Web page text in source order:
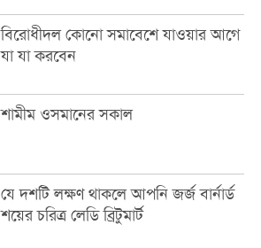
বিরোধীদল কোনো সমাবেশে যাওয়ার আগে
যা যা করবেন
শামীম ওসমানের সকাল
যে দশটি লক্ষণ থাকলে আপনি জর্জ বার্নার্ড
শয়ের চরিত্র লেডি ব্রিটুমার্ট